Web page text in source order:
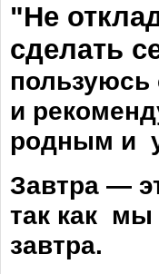
"Не
сделать
и
родным и
Завтра —
так как мы
завтра.